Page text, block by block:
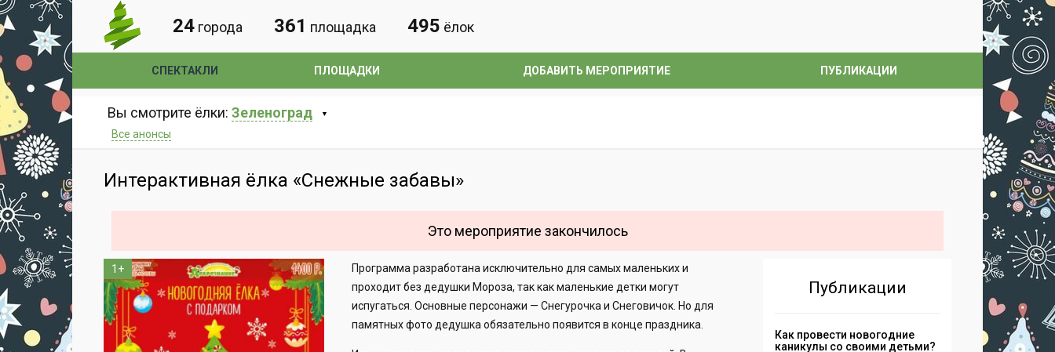
24 города 361 площадка 495 ёлок
СПЕКТАКЛИ ПЛОЩАДКИ ДОБАВИТЬ МЕРОПРИЯТИЕ ПУБЛИКАЦИИ
Вы смотрите ёлки: Зеленоград
Все анонсы
Интерактивная ёлка «Снежные забавы»
Это мероприятие закончилось
1+
Программа разработана исключительно для самых маленьких и
проходит без дедушки Мороза, так как маленькие детки могут
испугаться. Основные персонажи — Снегурочка и Снеговичок. Но для
памятных фото дедушка обязательно появится в конце праздника.
Публикации
Как провести новогодние
каникулы со своими детьми?